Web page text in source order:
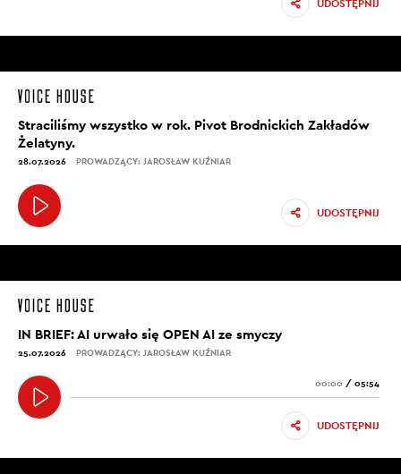
UDOSTĘPNIJ
Straciliśmy wszystko w rok. Pivot Brodnickich Zakładów
Żelatyny.
28.07.2026 PROWADZĄCY: JAROSŁAW KUŹNIAR
UDOSTĘPNIJ
IN BRIEF: AI urwało się OPEN AI ze smyczy
25.07.2026 PROWADZĄCY: JAROSŁAW KUŹNIAR
00:00 / 05:54
UDOSTĘPNIJ